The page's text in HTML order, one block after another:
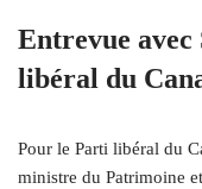
Entrevue
libéral du
Pour le Parti libéral du
ministre du Patrimoine